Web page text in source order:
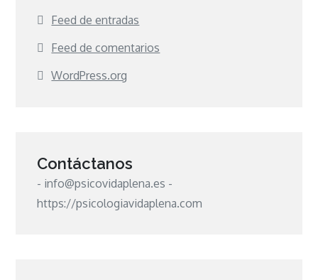
Feed de entradas
Feed de comentarios
WordPress.org
Contáctanos
- info@psicovidaplena.es -
https://psicologiavidaplena.com